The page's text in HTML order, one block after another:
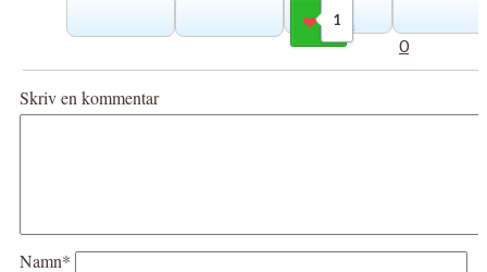
1
Gilla
0
Skriv en kommentar
Namn*